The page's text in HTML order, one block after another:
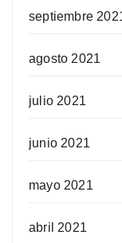
septiembre
agosto 2021
julio 2021
junio 2021
mayo 2021
abril 2021